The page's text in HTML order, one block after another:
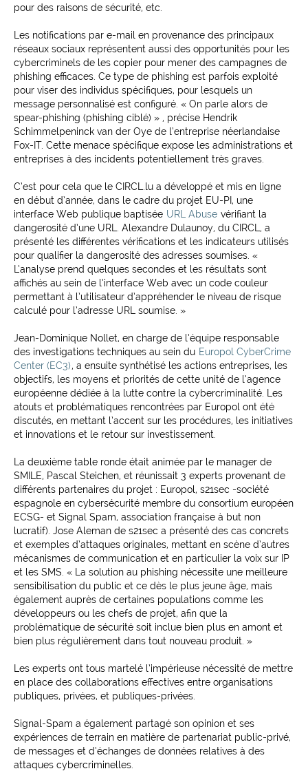
pour des raisons de sécurité, etc.
Les notifications par e-mail en provenance des principaux
réseaux sociaux représentent aussi des opportunités pour les
cybercriminels de les copier pour mener des campagnes de
phishing efficaces. Ce type de phishing est parfois exploité
pour viser des individus spécifiques, pour lesquels un
message personnalisé est configuré. « On parle alors de
spear-phishing (phishing ciblé) » , précise Hendrik
Schimmelpeninck van der Oye de l’entreprise néerlandaise
Fox-IT. Cette menace spécifique expose les administrations et
entreprises à des incidents potentiellement très graves.
C’est pour cela que le CIRCL.lu a développé et mis en ligne
en début d’année, dans le cadre du projet EU-PI, une
interface Web publique baptisée URL Abuse vérifiant la
dangerosité d’une URL. Alexandre Dulaunoy, du CIRCL, a
présenté les différentes vérifications et les indicateurs utilisés
pour qualifier la dangerosité des adresses soumises. «
L’analyse prend quelques secondes et les résultats sont
affichés au sein de l’interface Web avec un code couleur
permettant à l’utilisateur d’appréhender le niveau de risque
calculé pour l’adresse URL soumise. »
Jean-Dominique Nollet, en charge de l’équipe responsable
des investigations techniques au sein du Europol CyberCrime
Center (EC3), a ensuite synthétisé les actions entreprises, les
objectifs, les moyens et priorités de cette unité de l’agence
européenne dédiée à la lutte contre la cybercriminalité. Les
atouts et problématiques rencontrées par Europol ont été
discutés, en mettant l’accent sur les procédures, les initiatives
et innovations et le retour sur investissement.
La deuxième table ronde était animée par le manager de
SMILE, Pascal Steichen, et réunissait 3 experts provenant de
différents partenaires du projet : Europol, s21sec -société
espagnole en cybersécurité membre du consortium européen
ECSG- et Signal Spam, association française à but non
lucratif). Jose Aleman de s21sec a présenté des cas concrets
et exemples d’attaques originales, mettant en scène d’autres
mécanismes de communication et en particulier la voix sur IP
et les SMS. « La solution au phishing nécessite une meilleure
sensibilisation du public et ce dès le plus jeune âge, mais
également auprès de certaines populations comme les
développeurs ou les chefs de projet, afin que la
problématique de sécurité soit inclue bien plus en amont et
bien plus régulièrement dans tout nouveau produit. »
Les experts ont tous martelé l’impérieuse nécessité de mettre
en place des collaborations effectives entre organisations
publiques, privées, et publiques-privées.
Signal-Spam a également partagé son opinion et ses
expériences de terrain en matière de partenariat public-privé,
de messages et d’échanges de données relatives à des
attaques cybercriminelles.